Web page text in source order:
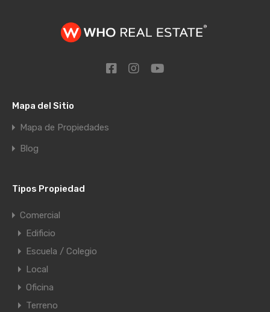
Mapa del Sitio
Mapa de Propiedades
Blog
Tipos Propiedad
Comercial
Edificio
Escuela / Colegio
Local
Oficina
Terreno